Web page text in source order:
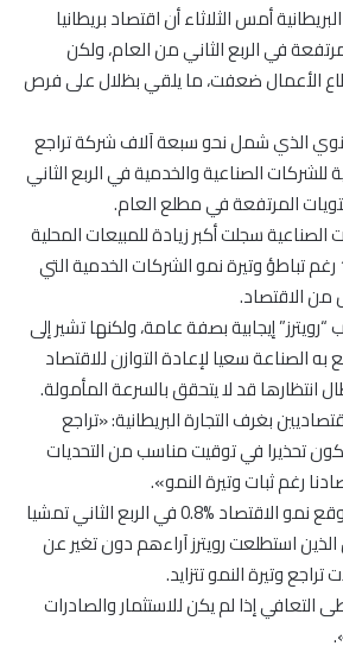
أمس الثلاثاء أن اقتصاد بريطانيا
في الربع الثاني من العام، ولكن
الأعمال ضعفت، ما يلقي بظلال على فرص
الذي شمل نحو سبعة آلاف شركة تراجع
الصناعية والخدمية في الربع الثاني
المرتفعة في مطلع العام.
سجلت أكبر زيادة للمبيعات المحلية
منذ بدء المسح في 1989 رغم تباطؤ وتيرة نمو الشركات الخدمية التي
الاقتصاد.
إيجابية بصفة عامة، ولكنها تشير إلى
به الصناعة سعيا لإعادة التوازن للاقتصاد
قد لا يتحقق بالسرعة المأمولة.
بغرف التجارة البريطانية: «تراجع
تحذيرا في توقيت مناسب من التحديات
رغم ثبات وتيرة النمو».
ولا تزال الغرف التجارية تتوقع نمو الاقتصاد %0.8 في الربع الثاني تمشيا
استطلعت رويترز آراءهم دون تغير عن
تراجع وتيرة النمو تتزايد.
إذا لم يكن للاستثمار والصادرات